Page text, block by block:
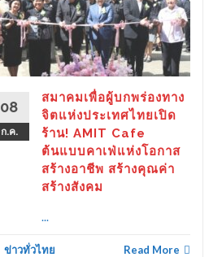
08
ก.ค.
สมาคมเพื่อผู้บกพร่องทาง
จิตแห่งประเทศไทยเปิด
ร้าน! AMIT Cafe
ต้นแบบคาเฟ่แห่งโอกาส
สร้างอาชีพ สร้างคุณค่า
สร้างสังคม
...
ข่าวทั่วไทย Read More